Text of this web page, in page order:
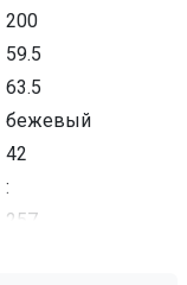
200
59.5
63.5
бежевый
42
:
257